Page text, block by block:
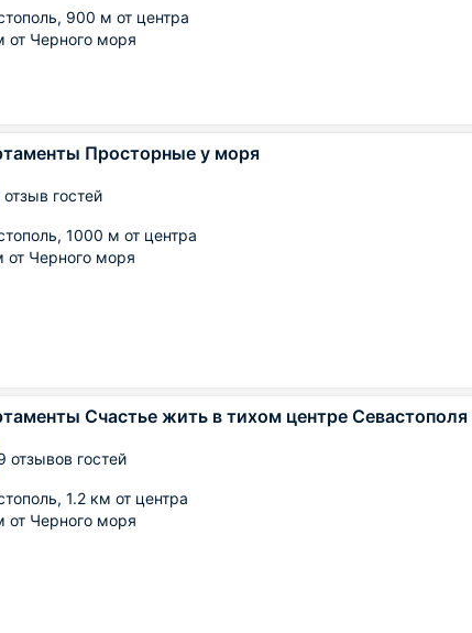
900 м от центра
от Черного моря
Просторные у моря
отзыв гостей
1000 м от центра
от Черного моря
Счастье жить в тихом центре Севастополя
отзывов гостей
1.2 км от центра
от Черного моря